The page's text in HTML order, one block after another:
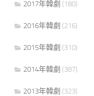
2017年韓劇 (180)
2016年韓劇 (216)
2015年韓劇 (310)
2014年韓劇 (387)
2013年韓劇 (323)